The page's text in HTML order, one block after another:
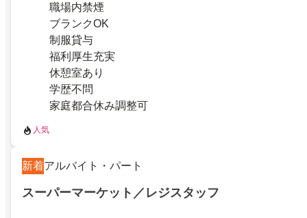
職場内禁煙
ブランクOK
制服貸与
福利厚生充実
休憩室あり
学歴不問
家庭都合休み調整可
人気
新着アルバイト・パート
スーパーマーケット／レジスタッフ